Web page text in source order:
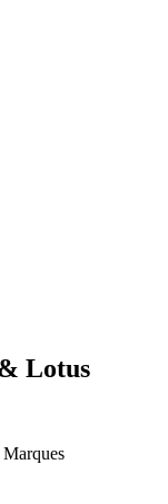
Lotus
Marques